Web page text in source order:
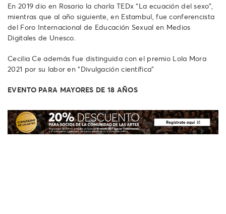
En 2019 dio en Rosario la charla TEDx “La ecuación del sexo”,
mientras que al año siguiente, en Estambul, fue conferencista
del Foro Internacional de Educación Sexual en Medios
Digitales de Unesco.
Cecilia Ce además fue distinguida con el premio Lola Mora
2021 por su labor en “Divulgación científica”
EVENTO PARA MAYORES DE 18 AÑOS